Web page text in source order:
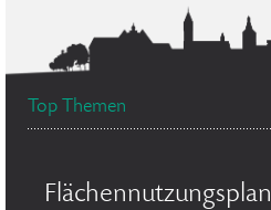
Top Themen
Flächennutzungsplan